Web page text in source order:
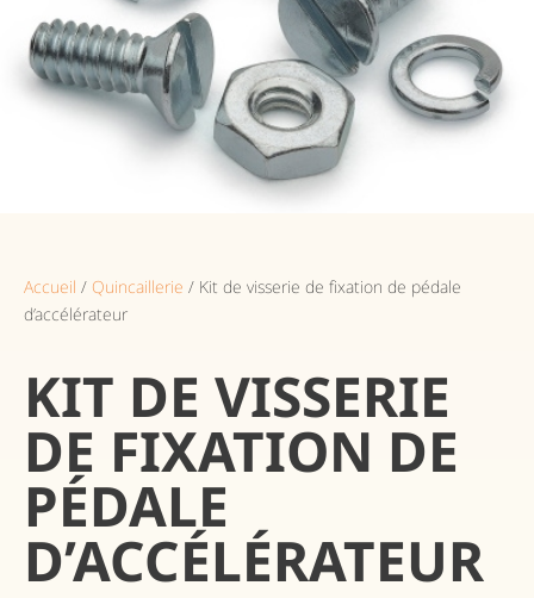
Accueil / Quincaillerie / Kit de visserie de fixation de pédale
d’accélérateur
KIT DE VISSERIE
DE FIXATION DE
PÉDALE
D’ACCÉLÉRATEUR